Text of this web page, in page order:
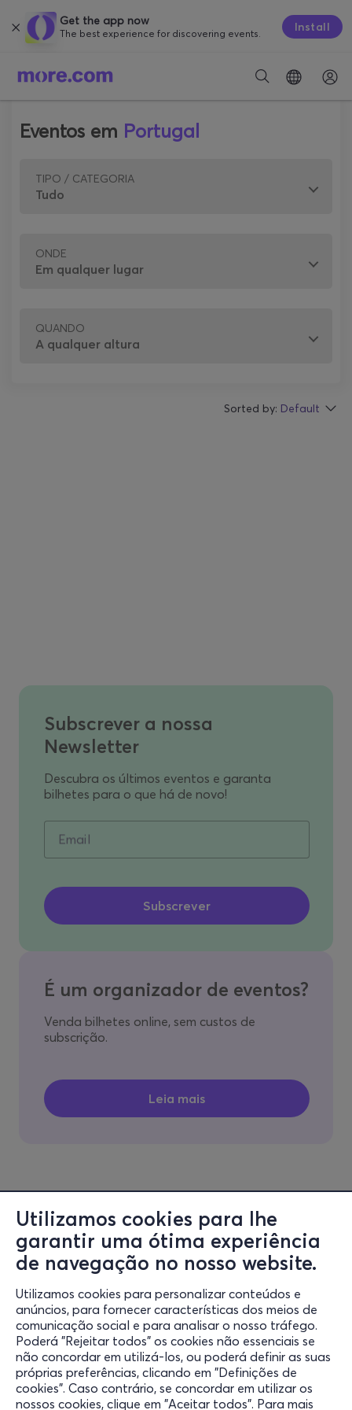
Utilizamos cookies para lhe
garantir uma ótima experiência
de navegação no nosso website.
Utilizamos cookies para personalizar conteúdos e
anúncios, para fornecer características dos meios de
comunicação social e para analisar o nosso tráfego.
Poderá "Rejeitar todos" os cookies não essenciais se
não concordar em utilizá-los, ou poderá definir as suas
próprias preferências, clicando em "Definições de
cookies". Caso contrário, se concordar em utilizar os
nossos cookies, clique em "Aceitar todos". Para mais
Get the app now
The best experience for discovering events. Install
Eventos em Portugal
TIPO / CATEGORIA
ONDE
QUANDO
Sorted by: Default
Subscrever a nossa
Newsletter
Descubra os últimos eventos e garanta
bilhetes para o que há de novo!
Email
É um organizador de eventos?
Venda bilhetes online, sem custos de
subscrição.
Informação
Suporte
Mantenha-se ligado